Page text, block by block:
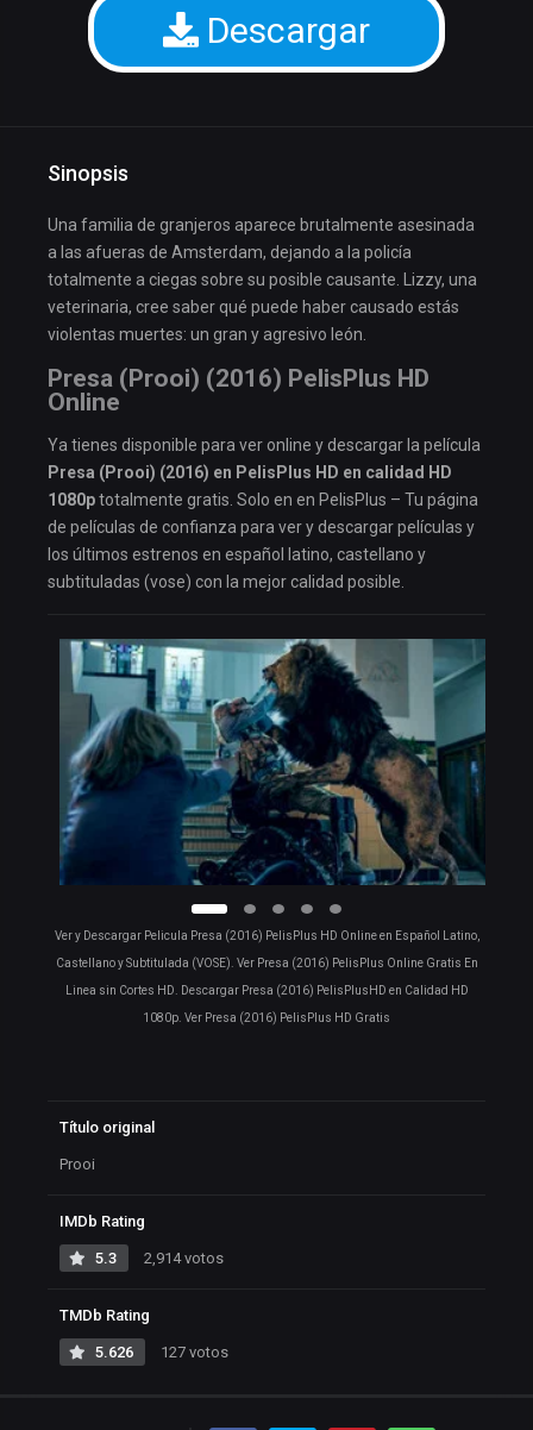
Descargar
Sinopsis
Una familia de granjeros aparece brutalmente asesinada
a las afueras de Amsterdam, dejando a la policía
totalmente a ciegas sobre su posible causante. Lizzy, una
veterinaria, cree saber qué puede haber causado estás
violentas muertes: un gran y agresivo león.
Presa (Prooi) (2016) PelisPlus HD
Online
Ya tienes disponible para ver online y descargar la película
Presa (Prooi) (2016) en PelisPlus HD en calidad HD
1080ptotalmente gratis. Solo en en PelisPlus – Tu página
de películas de confianza para ver y descargar películas y
los últimos estrenos en español latino, castellano y
subtituladas (vose) con la mejor calidad posible.
Ver y Descargar Pelicula Presa (2016) PelisPlus HD Online en Español Latino,
Castellano y Subtitulada (VOSE). Ver Presa (2016) PelisPlus Online Gratis En
Linea sin Cortes HD. Descargar Presa (2016) PelisPlusHD en Calidad HD
1080p. Ver Presa (2016) PelisPlus HD Gratis
Título original
Prooi
IMDb Rating
5.3 2,914 votos
TMDb Rating
5.626 127 votos